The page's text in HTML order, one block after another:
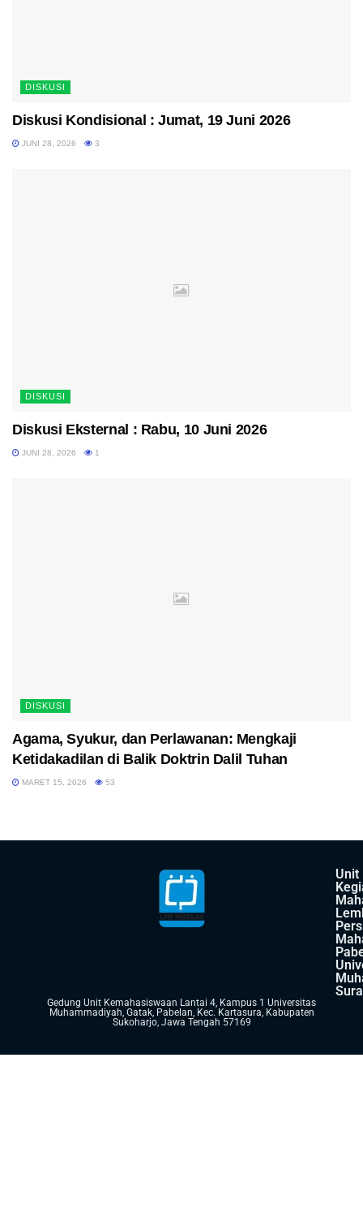
DISKUSI
Diskusi Kondisional : Jumat, 19 Juni 2026
JUNI 28, 2026 3
DISKUSI
Diskusi Eksternal : Rabu, 10 Juni 2026
JUNI 28, 2026 1
DISKUSI
Agama, Syukur, dan Perlawanan: Mengkaji
Ketidakadilan di Balik Doktrin Dalil Tuhan
MARET 15, 2026 53
Unit
Pers
Gedung Unit Kemahasiswaan Lantai 4, Kampus 1 Universitas
Muhammadiyah, Gatak, Pabelan, Kec. Kartasura, Kabupaten
Sukoharjo, Jawa Tengah 57169